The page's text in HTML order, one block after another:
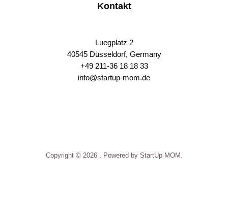
Kontakt
Luegplatz 2
40545 Düsseldorf, Germany
+49 211-36 18 18 33
info@startup-mom.de
Copyright © 2026 . Powered by StartUp MOM.